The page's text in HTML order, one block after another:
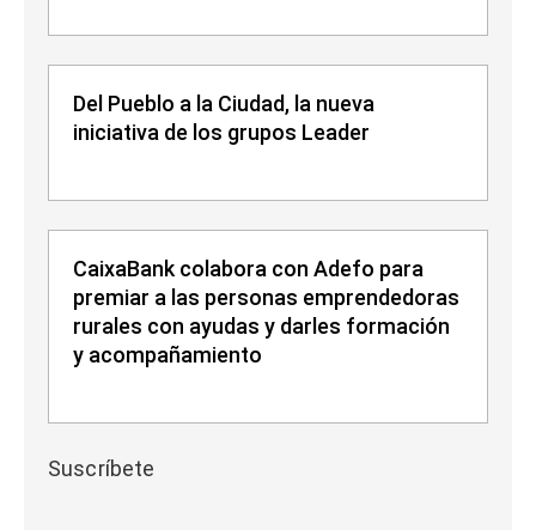
Del Pueblo a la Ciudad, la nueva
iniciativa de los grupos Leader
CaixaBank colabora con Adefo para
premiar a las personas emprendedoras
rurales con ayudas y darles formación
y acompañamiento
Suscríbete